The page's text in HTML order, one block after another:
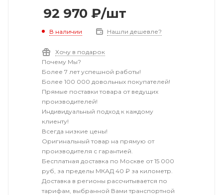
92 970 ₽/шт
В наличии Нашли дешевле?
Хочу в подарок
Почему Мы?
Более 7 лет успешной работы!
Более 100 000 довольных покупателей!
Прямые поставки товара от ведущих
производителей!
Индивидуальный подход к каждому
клиенту!
Всегда низкие цены!
Оригинальный товар на прямую от
производителя с гарантией.
Бесплатная доставка по Москве от 15 000
руб, за пределы МКАД 40 ₽ за километр.
Доставка в регионы рассчитывается по
тарифам, выбранной Вами транспортной